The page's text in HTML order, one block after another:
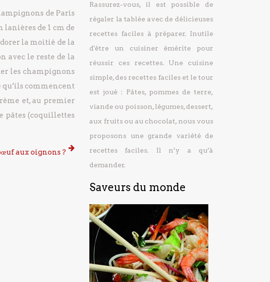
de Paris
lanières de 1 cm de
la moitié de la
avec le reste de la
les champignons
qu’ils commencent
et, au premier
pâtes (coquillettes
aux oignons ?
Rassurez-vous, il est possible de
régaler la tablée avec de délicieuses
recettes faciles à préparer. Inutile
d'être un cuisiner émérite pour
réussir ces recettes. Une cuisine
simple, des recettes faciles et le tour
est joué : Pâtes, pommes de terre,
viande ou poisson, légumes, dessert,
aux fruits ou au chocolat, nous vous
proposons une grande variété de
recettes faciles. Il n’y a qu’à
demander.
Saveurs du monde